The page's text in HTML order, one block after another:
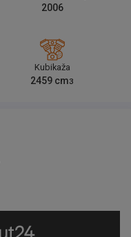
2006
Kubikaža
2459 cm3